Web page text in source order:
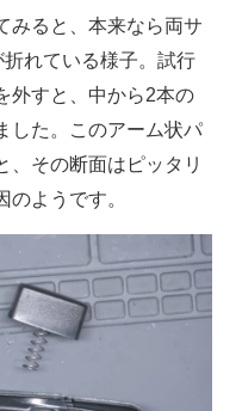
ると、本来なら両サ
折れている様子。試行
外すと、中から2本の
した。このアーム状パ
、その断面はピッタリ
ようです。